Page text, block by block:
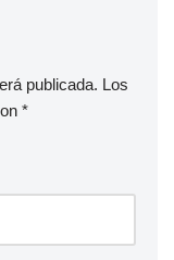
publicada. Los
*